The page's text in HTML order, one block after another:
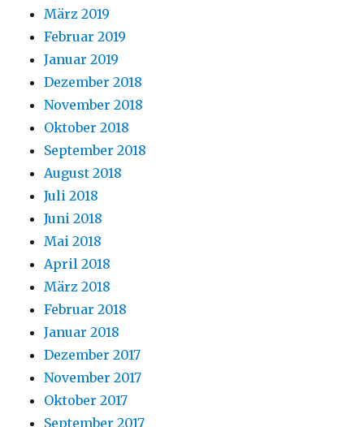
März 2019
Februar 2019
Januar 2019
Dezember 2018
November 2018
Oktober 2018
September 2018
August 2018
Juli 2018
Juni 2018
Mai 2018
April 2018
März 2018
Februar 2018
Januar 2018
Dezember 2017
November 2017
Oktober 2017
September 2017